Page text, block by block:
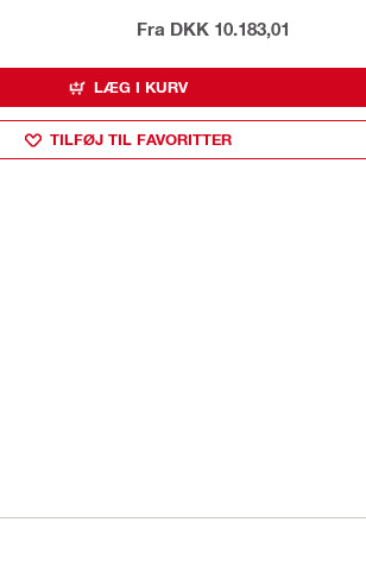
Fra DKK 10.183,01
LÆG I KURV
TILFØJ TIL FAVORITTER